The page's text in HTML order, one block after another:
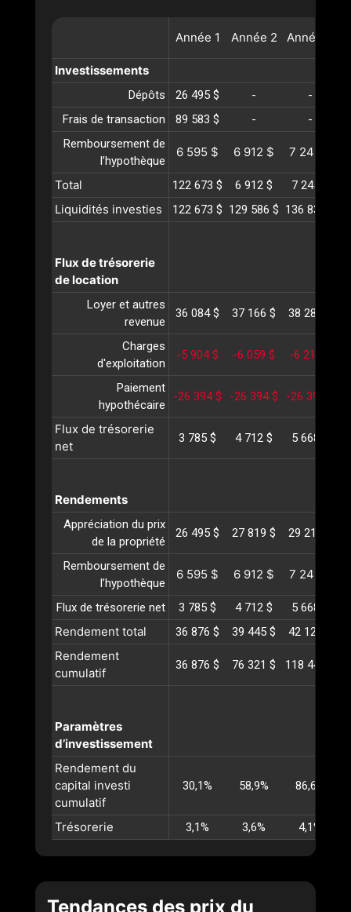
Année 1 Année 2 Année
Investissements
Dépôts 26 495 $ -
-
Frais de transaction
89 583 $ -
-
Remboursement de
l’hypothèque
6 595 $ 6 912 $ 7 245 $
Total 122 673 $ 6 912 $ 7 245 $
Liquidités investies 122 673 $ 129 586 $ 136 831 $
Flux de trésorerie
de location
Loyer et autres
revenue
36 084 $ 37 166 $ 38 281 $
Charges
d'exploitation
-5 904 $ -6 059 $ -6 218 $
Paiement
hypothécaire
-26 394 $ -26 394 $ -26 394 $
Flux de trésorerie
net
3 785 $ 4 712 $ 5 668 $
Rendements
Appréciation du prix
de la propriété
26 495 $ 27 819 $ 29 210 $
Remboursement de
l’hypothèque
6 595 $ 6 912 $ 7 245 $
Flux de trésorerie net 3 785 $ 4 712 $ 5 668 $
Rendement total 36 876 $ 39 445 $ 42 124 $
Rendement
cumulatif
36 876 $ 76 321 $ 118 445 $
Paramètres
d’investissement
Rendement du
capital investi
cumulatif
30,1% 58,9% 86,6%
Trésorerie 3,1% 3,6% 4,1%
Tendances des prix du